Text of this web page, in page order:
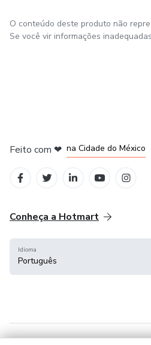
O conteúdo deste produto não
Se você vir informações
Feito com ❤ na Cidade do México
Conheça a Hotmart
Idioma
Português